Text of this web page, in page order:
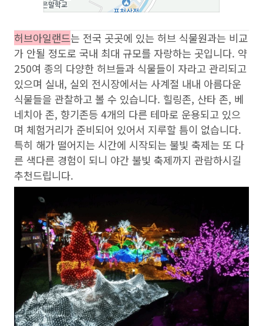
허브아일랜드는 전국 곳곳에 있는 허브 식물원과는 비교
가 안될 정도로 국내 최대 규모를 자랑하는 곳입니다. 약
250여 종의 다양한 허브들과 식물들이 자라고 관리되고
있으며 실내, 실외 전시장에서는 사계절 내내 아름다운
식물들을 관찰하고 볼 수 있습니다. 힐링존, 산타 존, 베
네치아 존, 향기존등 4개의 다른 테마로 운용되고 있으
며 체험거리가 준비되어 있어서 지루할 틈이 없습니다.
특히 해가 떨어지는 시간에 시작되는 불빛 축제는 또 다
른 색다른 경험이 되니 야간 불빛 축제까지 관람하시길
추천드립니다.